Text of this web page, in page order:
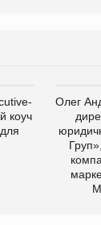
коуч
Олег